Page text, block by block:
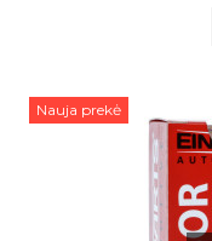
Nauja prekė